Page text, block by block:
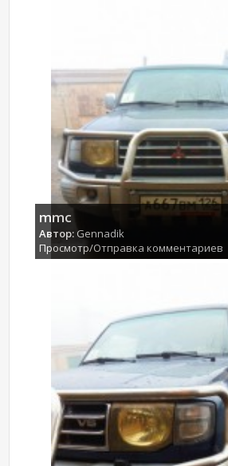
mmc
Автор:Gennadik
Просмотр/Отправка комментариев